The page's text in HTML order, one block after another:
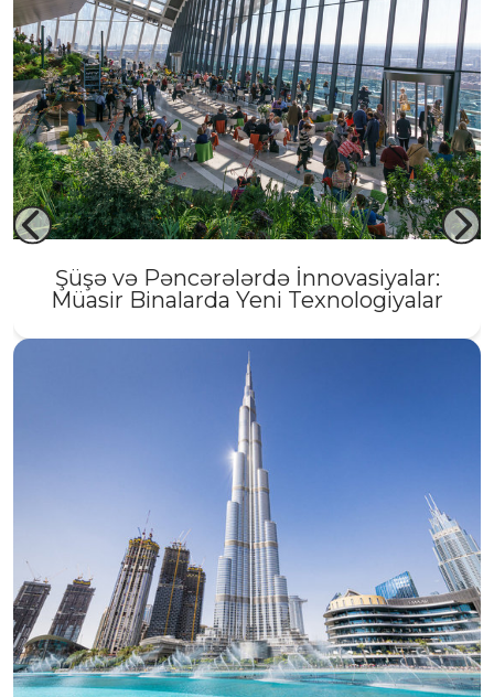
Şüşə və Pəncərələrdə İnnovasiyalar:
Müasir Binalarda Yeni Texnologiyalar